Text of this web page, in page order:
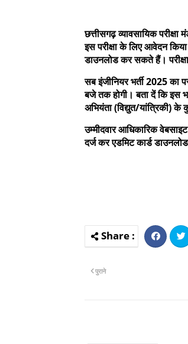
छत्तीसगढ़ व्यावसायिक
इस परीक्षा के लिए आवेदन
डाउनलोड कर सकते हैं।
सब इंजीनियर भर्ती 2025 का
बजे तक होगी। बता दें कि इस
अभियंता (विद्युत/यांत्रिकी)
उम्मीदवार आधिकारिक
दर्ज कर एडमिट कार्ड
पुराने